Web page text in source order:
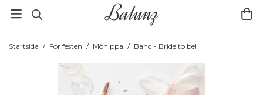
Startsida / För festen / Möhippa / Band - Bride to be!